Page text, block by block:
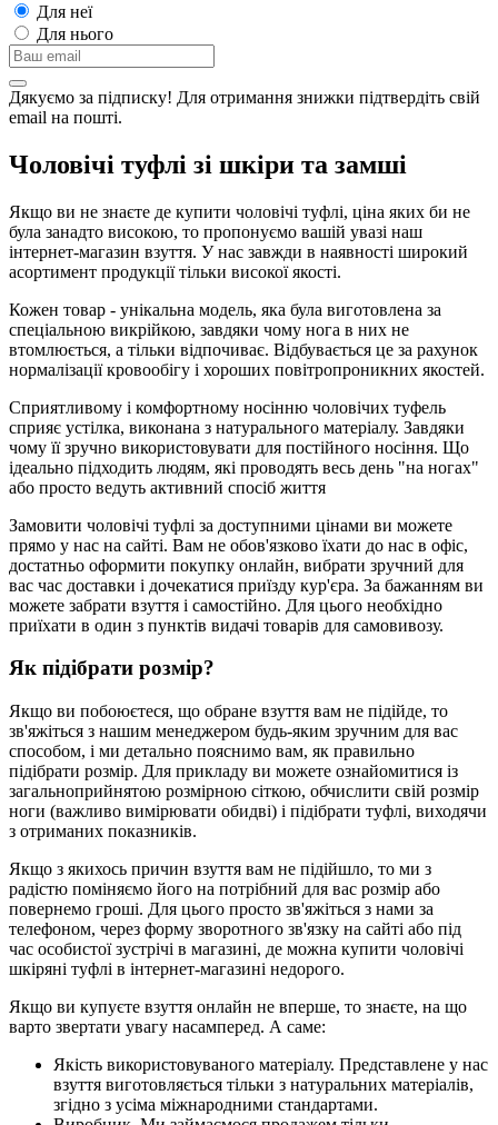
Для неї
Для нього
Дякуємо за підписку! Для отримання знижки підтвердіть свій
email на пошті.
Чоловічі туфлі зі шкіри та замші
Якщо ви не знаєте де купити чоловічі туфлі, ціна яких би не
була занадто високою, то пропонуємо вашій увазі наш
інтернет-магазин взуття. У нас завжди в наявності широкий
асортимент продукції тільки високої якості.
Кожен товар - унікальна модель, яка була виготовлена за
спеціальною викрійкою, завдяки чому нога в них не
втомлюється, а тільки відпочиває. Відбувається це за рахунок
нормалізації кровообігу і хороших повітропроникних якостей.
Сприятливому і комфортному носінню чоловічих туфель
сприяє устілка, виконана з натурального матеріалу. Завдяки
чому її зручно використовувати для постійного носіння. Що
ідеально підходить людям, які проводять весь день "на ногах"
або просто ведуть активний спосіб життя
Замовити чоловічі туфлі за доступними цінами ви можете
прямо у нас на сайті. Вам не обов'язково їхати до нас в офіс,
достатньо оформити покупку онлайн, вибрати зручний для
вас час доставки і дочекатися приїзду кур'єра. За бажанням ви
можете забрати взуття і самостійно. Для цього необхідно
приїхати в один з пунктів видачі товарів для самовивозу.
Як підібрати розмір?
Якщо ви побоюєтеся, що обране взуття вам не підійде, то
зв'яжіться з нашим менеджером будь-яким зручним для вас
способом, і ми детально пояснимо вам, як правильно
підібрати розмір. Для прикладу ви можете ознайомитися із
загальноприйнятою розмірною сіткою, обчислити свій розмір
ноги (важливо вимірювати обидві) і підібрати туфлі, виходячи
з отриманих показників.
Якщо з якихось причин взуття вам не підійшло, то ми з
радістю поміняємо його на потрібний для вас розмір або
повернемо гроші. Для цього просто зв'яжіться з нами за
телефоном, через форму зворотного зв'язку на сайті або під
час особистої зустрічі в магазині, де можна купити чоловічі
шкіряні туфлі в інтернет-магазині недорого.
Якщо ви купуєте взуття онлайн не вперше, то знаєте, на що
варто звертати увагу насамперед. А саме:
Якість використовуваного матеріалу. Представлене у нас
взуття виготовляється тільки з натуральних матеріалів,
згідно з усіма міжнародними стандартами.